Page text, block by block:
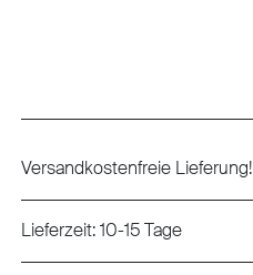
Versandkostenfreie Lieferung!
Lieferzeit: 10-15 Tage